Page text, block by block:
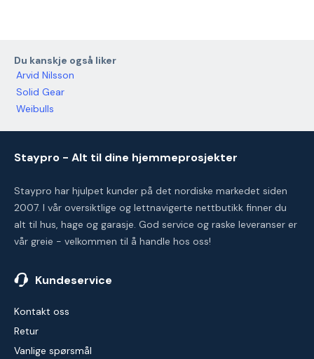
Du kanskje også liker
Arvid Nilsson
Solid Gear
Weibulls
Staypro - Alt til dine hjemmeprosjekter
Staypro har hjulpet kunder på det nordiske markedet siden
2007. I vår oversiktlige og lettnavigerte nettbutikk finner du
alt til hus, hage og garasje. God service og raske leveranser er
vår greie - velkommen til å handle hos oss!
Kundeservice
Kontakt oss
Retur
Vanlige spørsmål